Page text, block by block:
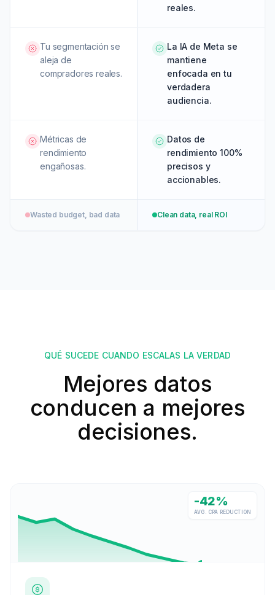
reales.
Tu segmentación se
aleja de
compradores reales.
La IA de Meta se
mantiene
enfocada en tu
verdadera
audiencia.
Métricas de
rendimiento
engañosas.
Datos de
rendimiento 100%
precisos y
accionables.
Wasted budget, bad data Clean data, real ROI
QUÉ SUCEDE CUANDO ESCALAS LA VERDAD
Mejores datos
conducen a mejores
decisiones.
-42%
AVG. CPA REDUCTION